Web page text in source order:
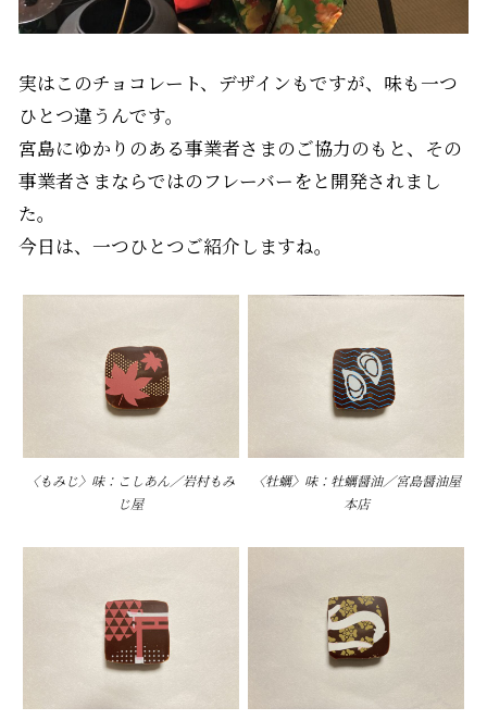
実はこのチョコレート、デザインもですが、味も一つ
ひとつ違うんです。
宮島にゆかりのある事業者さまのご協力のもと、その
事業者さまならではのフレーバーをと開発されまし
た。
今日は、一つひとつご紹介しますね。
〈もみじ〉味：こしあん／岩村もみ
じ屋
〈牡蠣〉味：牡蠣醤油／宮島醤油屋
本店